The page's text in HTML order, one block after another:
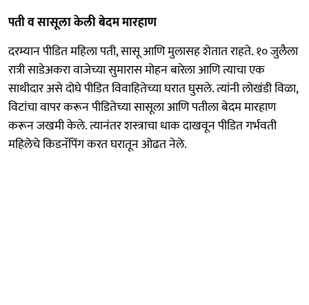
पती व सासूला केली बेदम मारहाण
दरम्यान पीडित महिला पती, सासू आणि मुलासह शेतात राहते. १० जुलैला
रात्री साडेअकरा वाजेच्या सुमारास मोहन बारेला आणि त्याचा एक
साथीदार असे दोघे पीडित विवाहितेच्या घरात घुसले. त्यांनी लोखंडी विळा,
विटांचा वापर करून पीडितेच्या सासूला आणि पतीला बेदम मारहाण
करून जखमी केले. त्यानंतर शस्त्राचा धाक दाखवून पीडित गर्भवती
महिलेचे किडनॅपिंग करत घरातून ओढत नेले.